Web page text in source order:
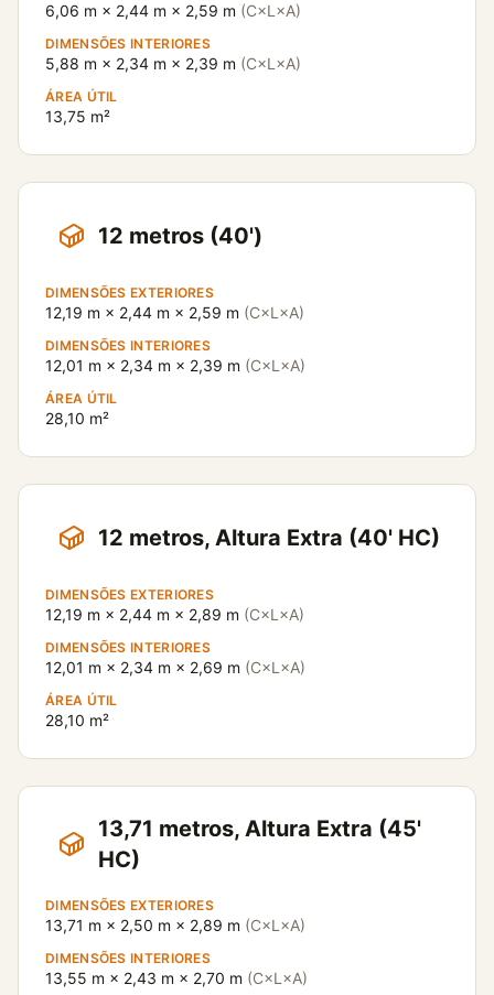
6,06 m × 2,44 m × 2,59 m (C×L×A)
DIMENSÕES INTERIORES
5,88 m × 2,34 m × 2,39 m (C×L×A)
ÁREA ÚTIL
13,75 m²
12 metros (40')
DIMENSÕES EXTERIORES
12,19 m × 2,44 m × 2,59 m (C×L×A)
DIMENSÕES INTERIORES
12,01 m × 2,34 m × 2,39 m (C×L×A)
ÁREA ÚTIL
28,10 m²
12 metros, Altura Extra (40' HC)
DIMENSÕES EXTERIORES
12,19 m × 2,44 m × 2,89 m (C×L×A)
DIMENSÕES INTERIORES
12,01 m × 2,34 m × 2,69 m (C×L×A)
ÁREA ÚTIL
28,10 m²
13,71 metros, Altura Extra (45'
HC)
DIMENSÕES EXTERIORES
13,71 m × 2,50 m × 2,89 m (C×L×A)
DIMENSÕES INTERIORES
13,55 m × 2,43 m × 2,70 m (C×L×A)